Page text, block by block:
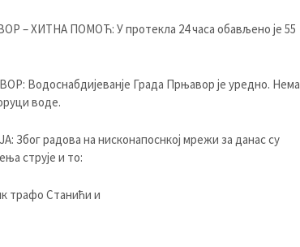
– ХИТНА ПОМОЋ: У протекла 24 часа обављено је 55
Водоснабдијеванје Града Прњавор је уредно. Нема
воде.
радова на нисконапоснкој мрежи за данас су
струје и то:
трафо Станићи и